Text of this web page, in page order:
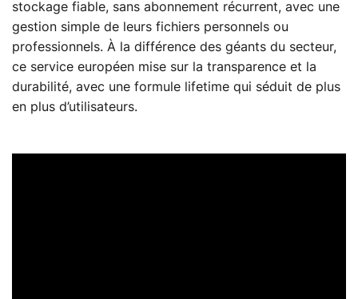
stockage fiable, sans abonnement récurrent, avec une
gestion simple de leurs fichiers personnels ou
professionnels. À la différence des géants du secteur,
ce service européen mise sur la transparence et la
durabilité, avec une formule lifetime qui séduit de plus
en plus d’utilisateurs.